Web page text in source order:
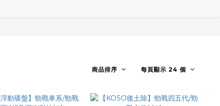
商品排序 每頁顯示 24 個